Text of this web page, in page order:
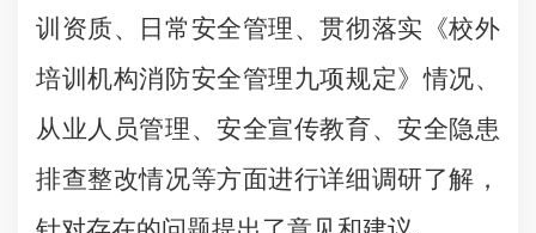
训资质、日常安全管理、贯彻落实《校外
培训机构消防安全管理九项规定》情况、
从业人员管理、安全宣传教育、安全隐患
排查整改情况等方面进行详细调研了解，